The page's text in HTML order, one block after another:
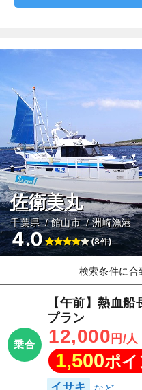
佐衛美丸
千葉県 館山市 洲崎漁港
4.0 (8件)
検索条件に合
乗合
【午前】熱血
プラン
12,000 円/人
1,500ポイ
イサキ